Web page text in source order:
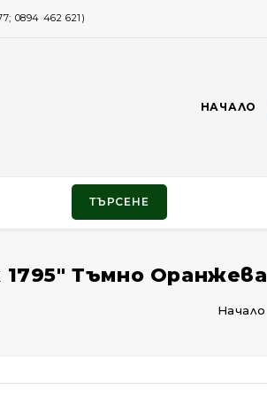
0894 462 621)
НАЧАЛО
ТЪРСЕНЕ
Тъмно Оранжева
Начало